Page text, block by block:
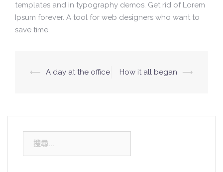
templates and in typography demos. Get rid of Lorem
Ipsum forever. A tool for web designers who want to
save time.
文
覽
⟵ A day at the office How it all began ⟶